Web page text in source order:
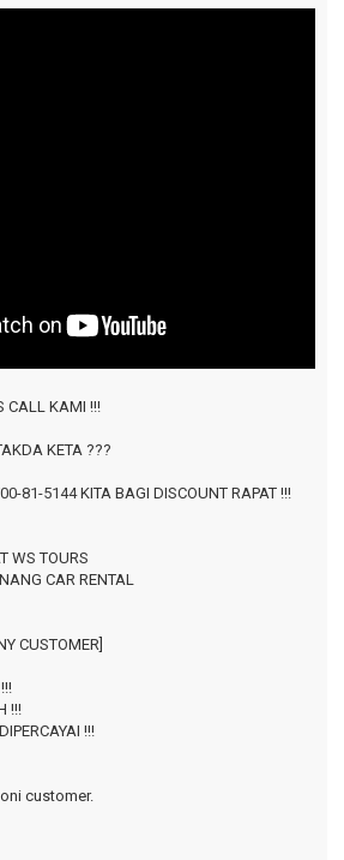
CALL KAMI !!!
KETA ???
81-5144KITA BAGI DISCOUNT RAPAT !!!
WS TOURS
CAR RENTAL
CUSTOMER]
!!!
!!!
customer.